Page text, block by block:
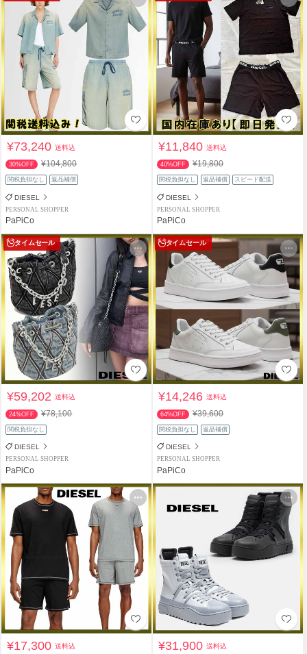
¥73,240送料込
30%OFF ¥104,800
関税負担なし 返品補償
DIESEL
PERSONAL SHOPPER
PaPiCo
¥11,840送料込
40%OFF ¥19,800
関税負担なし 返品補償 スピード配送
DIESEL
PERSONAL SHOPPER
PaPiCo
タイムセール
¥59,202送料込
24%OFF ¥78,100
関税負担なし
DIESEL
PERSONAL SHOPPER
PaPiCo
タイムセール
¥14,246送料込
64%OFF ¥39,600
関税負担なし 返品補償
DIESEL
PERSONAL SHOPPER
PaPiCo
¥17,300送料込 ¥31,900送料込